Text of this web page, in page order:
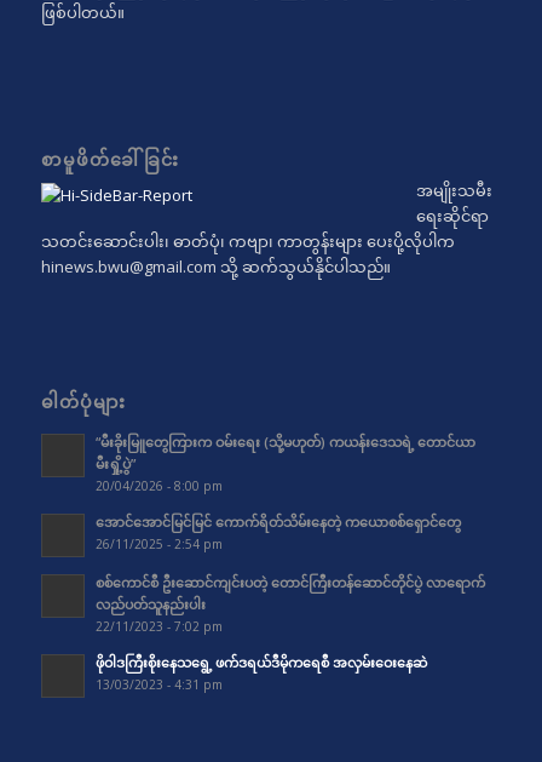
ဖြစ်ပါတယ်။
စာမူဖိတ်ခေါ်ခြင်း
အမျိုးသမီး
ရေးဆိုင်ရာ
သတင်းဆောင်းပါး၊ ဓာတ်ပုံ၊ ကဗျာ၊ ကာတွန်းများ ပေးပို့လိုပါက
hinews.bwu@gmail.com သို့ ဆက်သွယ်နိုင်ပါသည်။
ဓါတ်ပုံများ
“မီးခိုးမြူတွေကြားက ဝမ်းရေး (သို့မဟုတ်) ကယန်းဒေသရဲ့ တောင်ယာ
မီးရှို့ပွဲ”
20/04/2026 - 8:00 pm
အောင်အောင်မြင်မြင် ကောက်ရိတ်သိမ်းနေတဲ့ ကယောစစ်ရှောင်တွေ
26/11/2025 - 2:54 pm
စစ်ကောင်စီ ဦးဆောင်ကျင်းပတဲ့ တောင်ကြီးတန်ဆောင်တိုင်ပွဲ လာရောက်
လည်ပတ်သူနည်းပါး
22/11/2023 - 7:02 pm
ဖိုဝါဒကြီးစိုးနေသရွေ့ ဖက်ဒရယ်ဒီမိုကရေစီ အလှမ်းဝေးနေဆဲ
13/03/2023 - 4:31 pm